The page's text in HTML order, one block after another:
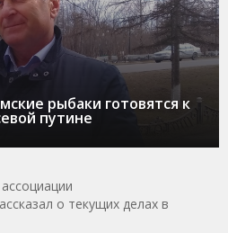
рыбаки готовятся к
путине
о текущих делах в